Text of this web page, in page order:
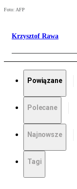
Foto: AFP
Krzysztof Rawa
Powiązane
Polecane
Najnowsze
Tagi